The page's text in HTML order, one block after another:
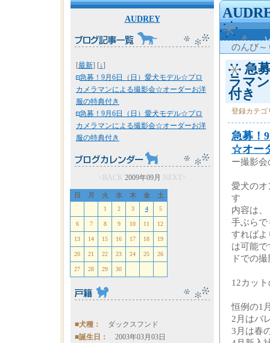
AUDREY
[最新] [↓]
急募！9月6日（日）愛犬モデル☆プロ
カメラマンによる撮影会☆オーダーお洋
服の特典付き
急募！9月6日（日）愛犬モデル☆プロ
カメラマンによる撮影会☆オーダーお洋
服の特典付き
<BACK 2009年09月 NEXT>
日 月 火 水 木 金 土
1 2 3 4 5
6 7 8 9 10 11 12
13 14 15 16 17 18 19
20 21 22 23 24 25 26
27 28 29 30
■犬種： ダックスフンド
■誕生日： 2003年03月03日
のんび～
急
ラマ
付き
登録カテゴ
急募！
☆オー
ー撮影
愛犬のオ
す
内容は
手ぶらで
すれば
は可能
ドでの
12カッ
恒例の1
2月はバ
3月は春